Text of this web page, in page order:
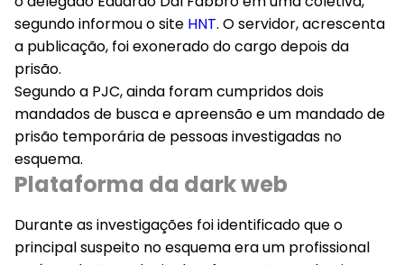
segundo informou o site HNT. O servidor, acrescenta
a publicação, foi exonerado do cargo depois da
prisão.
Segundo a PJC, ainda foram cumpridos dois
mandados de busca e apreensão e um mandado de
prisão temporária de pessoas investigadas no
esquema.
Plataforma da dark web
Durante as investigações foi identificado que o
principal suspeito no esquema era um profissional